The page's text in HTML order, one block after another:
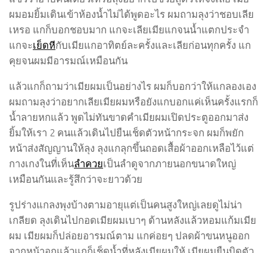
ผมอมยิ้มเดินเข้าห้องน้ำไม่ได้พูดอะไร ผมถามลุงว่าชอบเลีย
เหรอ แกก็บอกชอบมาก แกจะเลียเมียแกจนน้ำแตกประจำ
แกจะเย็ดหีกับเมียแกอาทิตย์ละครั้งและเลียก่อนทุกครั้ง แก
คุยจนผมมีอารมณ์เหมือนกัน
แล้วแกก็ถามว่าเมียผมเป็นอย่างไร ผมก็บอกว่าให้แกลองเอง
ผมถามลุงว่าอยากเลียเมียผมหรือยังแกบอกแค่เห็นครั้งแรกก็
น้ำลายหกแล้ว พูดไม่ทันขาดคำเมียผมเปิดประตูออกมาส่ง
ยิ้มให้เรา 2 คนแล้วเดินไปยืนเช็ดตัวหน้ากระจก ผมก็พยัก
หน้าส่งสัญญานให้ลุง ลุงแกลุกขึ้นถอดเสื้อผ้าออกเหลือไว้แต่
กางเกงในที่เห็นลำควยเป็นลำดูจากภายนอกขนาดใหญ่
เหมือนกันและรู้สึกว่าจะยาวด้วย
รูปร่างแกลงพุงบ้างตามอายุแต่เป็นคนสูงใหญ่เลยดูไม่น่า
เกลียด ลุงเดินไปกอดเมียผมเบาๆ ด้านหลังแล้วหอมแก้มเมีย
ผม เมียผมก็ปล่อยอารมณ์ตาม แกค่อยๆ ปลดผ้าขนหนูออก